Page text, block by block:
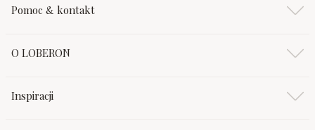
Pomoc & kontakt
O LOBERON
Inspiracji